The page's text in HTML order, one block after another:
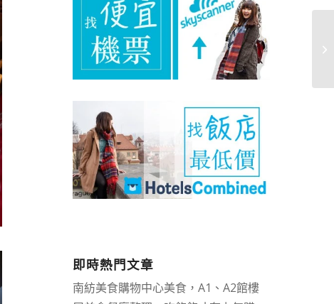
即時熱門文章
南紡美食購物中心美食，A1、A2館樓